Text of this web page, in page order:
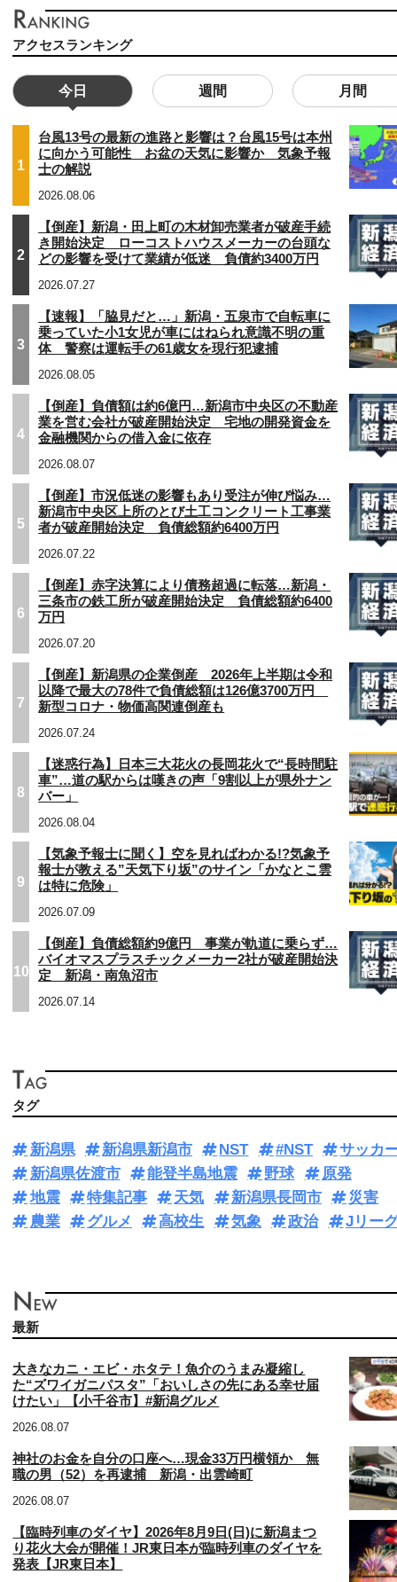
アクセスランキング
今日 週間 月間
1
台風13号の最新の進路と影響は？台風15号は本州
に向かう可能性 お盆の天気に影響か 気象予報
士の解説
2026.08.06
2
【倒産】新潟・田上町の木材卸売業者が破産手続
き開始決定 ローコストハウスメーカーの台頭な
どの影響を受けて業績が低迷 負債約3400万円
2026.07.27
3
【速報】「脇見だと…」新潟・五泉市で自転車に
乗っていた小1女児が車にはねられ意識不明の重
体 警察は運転手の61歳女を現行犯逮捕
2026.08.05
4
【倒産】負債額は約6億円…新潟市中央区の不動産
業を営む会社が破産開始決定 宅地の開発資金を
金融機関からの借入金に依存
2026.08.07
5
【倒産】市況低迷の影響もあり受注が伸び悩み…
新潟市中央区上所のとび土工コンクリート工事業
者が破産開始決定 負債総額約6400万円
2026.07.22
6
【倒産】赤字決算により債務超過に転落…新潟・
三条市の鉄工所が破産開始決定 負債総額約6400
万円
2026.07.20
7
【倒産】新潟県の企業倒産 2026年上半期は令和
以降で最大の78件で負債総額は126億3700万円
新型コロナ・物価高関連倒産も
2026.07.24
8
【迷惑行為】日本三大花火の長岡花火で“長時間駐
車”…道の駅からは嘆きの声「9割以上が県外ナン
バー」
2026.08.04
9
【気象予報士に聞く】空を見ればわかる!?気象予
報士が教える”天気下り坂”のサイン「かなとこ雲
は特に危険」
2026.07.09
10
【倒産】負債総額約9億円 事業が軌道に乗らず…
バイオマスプラスチックメーカー2社が破産開始決
定 新潟・南魚沼市
2026.07.14
タグ
新潟県 新潟県新潟市 NST #NST
サッカ
新潟県佐渡市
能登半島地震 野球
原発
地震
特集記事 天気 新潟県長岡市
災害
農業
グルメ 高校生 気象 政治 Jリー
最新
大きなカニ・エビ・ホタテ！魚介のうまみ凝縮し
た“ズワイガニパスタ”「おいしさの先にある幸せ届
けたい」【小千谷市】#新潟グルメ
2026.08.07
神社のお金を自分の口座へ…現金33万円横領か 無
職の男（52）を再逮捕 新潟・出雲崎町
2026.08.07
【臨時列車のダイヤ】2026年8月9日(日)に新潟まつ
り花火大会が開催！JR東日本が臨時列車のダイヤを
発表【JR東日本】